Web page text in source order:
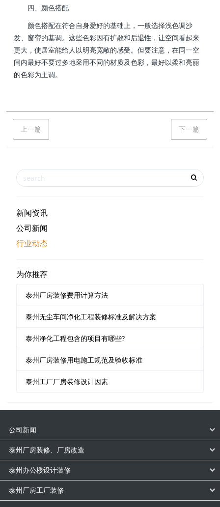
四、颜色搭配
颜色搭配在符合自身爱好的基础上，一般选择浅色调沙
发、窗帘的基调。这些色彩因有扩散和后退性，让空间看起来
更大，使居室能给人以明亮宽敞的感受。但要注意，在同一空
间内最好不要过多地采用不同的材质及色彩，最好以柔和亮丽
的色彩为主调。
上一篇 下一篇
新闻资讯
公司新闻
行业动态
为你推荐
泰州厂房装修费用计算方法
泰州无尘车间净化工程装修标准及解决方案
泰州净化工程包含的项目有哪些?
泰州厂房装修用电施工规范及验收标准
泰州工厂厂房装修设计因素
公司新闻
泰州厂房装修、厂房改造
泰州办公楼设计装修
泰州厂房工厂装修